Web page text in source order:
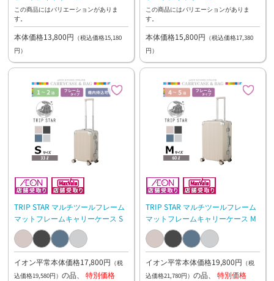
この商品にはバリエーションがありま
す。
本体価格13,800円 （税込価格15,180
円）
この商品にはバリエーションがありま
す。
本体価格15,800円 （税込価格17,380
円）
TRIP STAR マルチツールフレーム
マットフレームキャリーケース S
イオン平常本体価格17,800円 （税
込価格19,580円） の品、 特別価格
TRIP STAR マルチツールフレーム
マットフレームキャリーケース M
イオン平常本体価格19,800円 （税
込価格21,780円） の品、 特別価格